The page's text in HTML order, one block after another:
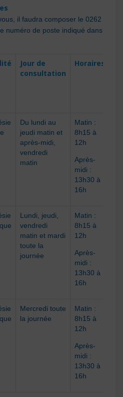
il faudra composer le 0262
numéro de poste indiqué dans
Jour de
consultation
Horaires
Du lundi au
jeudi matin et
après-midi,
vendredi
matin
Matin :
8h15 à
12h
Après-
midi :
13h30 à
16h
Lundi, jeudi,
vendredi
matin et mardi
toute la
journée
Matin :
8h15 à
12h
Après-
midi :
13h30 à
16h
Mercredi toute
la journée
Matin :
8h15 à
12h
Après-
midi :
13h30 à
16h